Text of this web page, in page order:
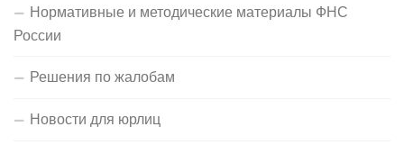
Нормативные и методические материалы ФНС
России
Решения по жалобам
Новости для юрлиц